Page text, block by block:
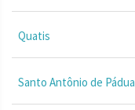
Quatis
Santo Antônio de Pádua